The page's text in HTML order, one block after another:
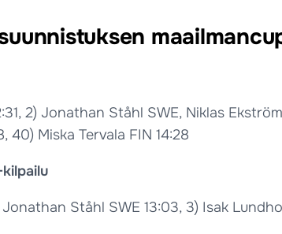
2) Jonathan Ståhl SWE, Niklas
40) Miska Tervala FIN 14:28
Ståhl SWE 13:03, 3) Isak